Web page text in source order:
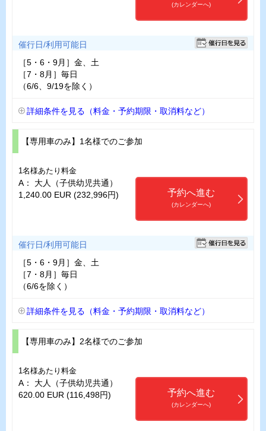
(カレンダーへ)
催行日/利用可能日
［5・6・9月］金、土
［7・8月］毎日
（6/6、9/19を除く）
詳細条件を見る（料金・予約期限・取消料など）
【専用車のみ】1名様でのご参加
1名様あたり料金
A： 大人（子供幼児共通）
1,240.00 EUR (232,996円)
予約へ進む
(カレンダーへ)
催行日/利用可能日
［5・6・9月］金、土
［7・8月］毎日
（6/6を除く）
詳細条件を見る（料金・予約期限・取消料など）
【専用車のみ】2名様でのご参加
1名様あたり料金
A： 大人（子供幼児共通）
620.00 EUR (116,498円)
予約へ進む
(カレンダーへ)